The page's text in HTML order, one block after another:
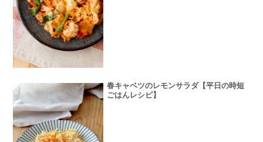
春キャベツのレモンサラダ【平日の時短
ごはんレシピ】